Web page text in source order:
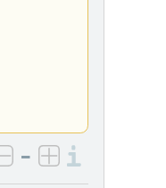
negativ bewerten
– positiv